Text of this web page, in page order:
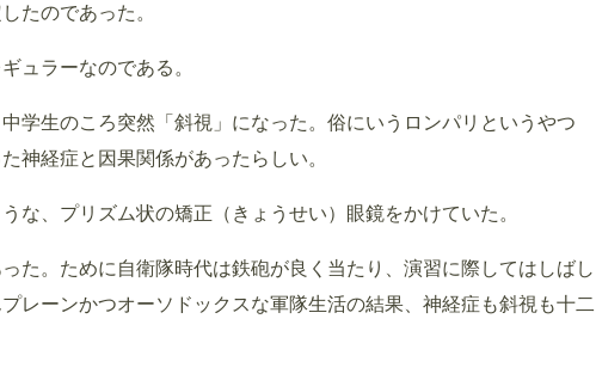
たのであった。
ュラーなのである。
学生のころ突然「斜視」になった。俗にいうロンパリというやつ
神経症と因果関係があったらしい。
な、プリズム状の矯正（きょうせい）眼鏡をかけていた。
た。ために自衛隊時代は鉄砲が良く当たり、演習に際してはしばし
レーンかつオーソドックスな軍隊生活の結果、神経症も斜視も十二